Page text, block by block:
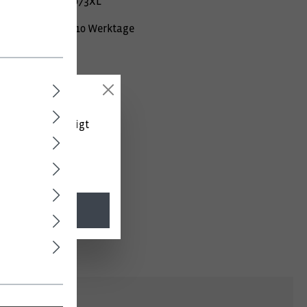
Lieferzeit ca. 10 Werktage
(netto) angezeigt